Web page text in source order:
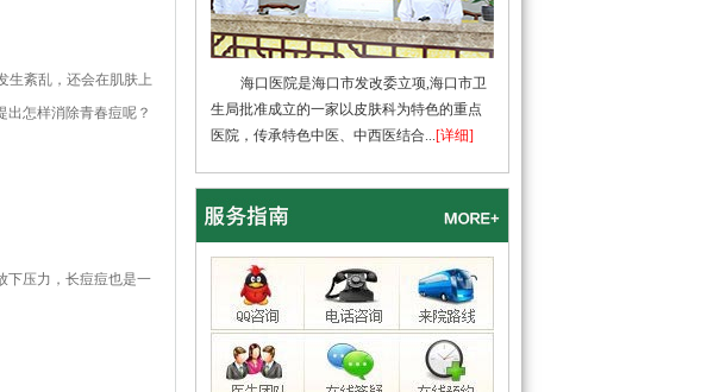
生紊乱，还会在肌肤上
怎样消除青春痘呢？
下压力，长痘痘也是一
海口医院是海口市发改委立项,海口市卫
生局批准成立的一家以皮肤科为特色的重点
医院，传承特色中医、中西医结合...[详细]